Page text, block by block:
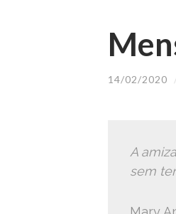
14/02/2020
A
sem